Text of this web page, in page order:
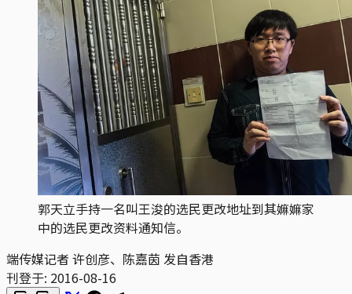
郭天立手持一名叫王浚的选民更改地址到其嫲嫲家
中的选民更改资料通知信。
端传媒记者 许创彦、陈嘉茵 发自香港
刊登于: 2016-08-16